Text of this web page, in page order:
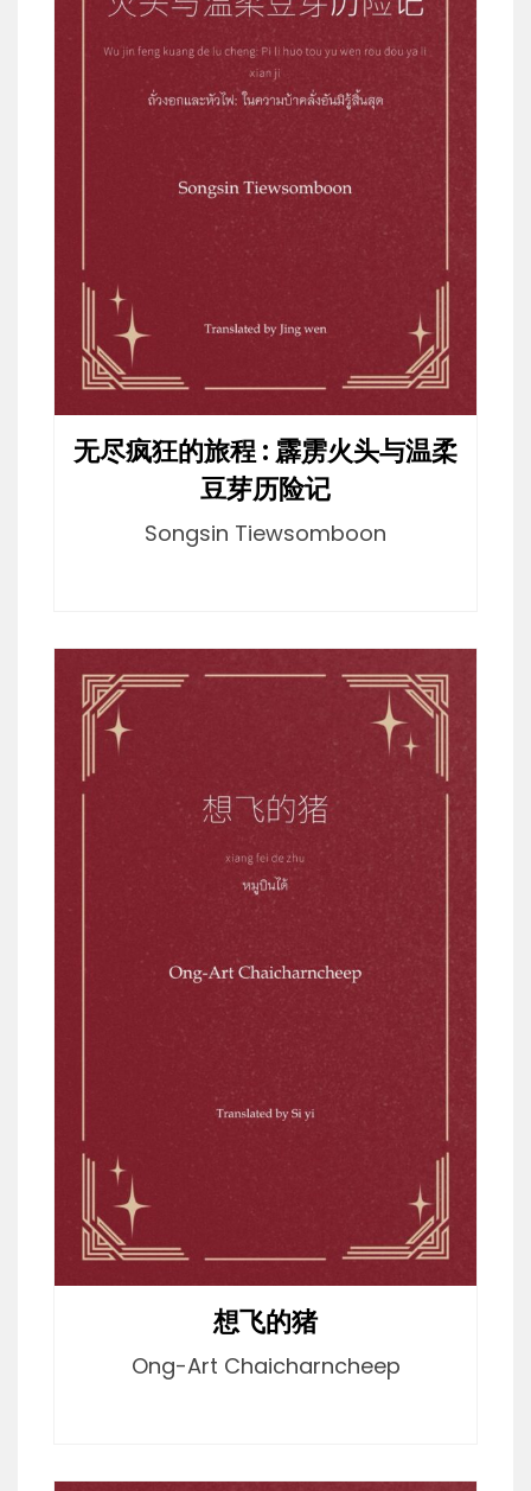
无尽疯狂的旅程 : 霹雳火头与温柔
豆芽历险记
Songsin Tiewsomboon
想飞的猪
Ong-Art Chaicharncheep